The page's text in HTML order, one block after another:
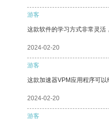
游客
这款软件的学习方式非常灵活
2024-02-20
游客
这款加速器VPM应用程序可以
2024-02-20
游客